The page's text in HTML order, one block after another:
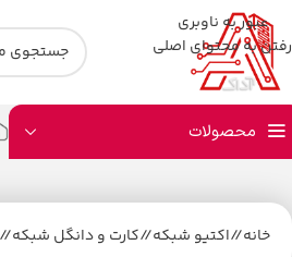
عبور به ناوبری
رفتن به محتوای اصلی
محصولات
خانه/ اکتیو شبکه/ کارت و دانگل شبکه/